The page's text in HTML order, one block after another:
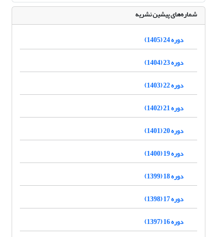
شماره‌های پیشین نشریه
دوره 24 (1405)
دوره 23 (1404)
دوره 22 (1403)
دوره 21 (1402)
دوره 20 (1401)
دوره 19 (1400)
دوره 18 (1399)
دوره 17 (1398)
دوره 16 (1397)